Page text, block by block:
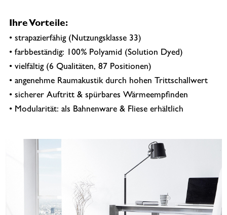
Ihre Vorteile:
• strapazierfähig (Nutzungsklasse 33)
• farbbeständig: 100% Polyamid (Solution Dyed)
• vielfältig (6 Qualitäten, 87 Positionen)
• angenehme Raumakustik durch hohen Trittschallwert
• sicherer Auftritt & spürbares Wärmeempfinden
• Modularität: als Bahnenware & Fliese erhältlich